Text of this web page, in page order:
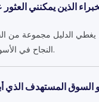
الذين يمكنني
يغطي الدليل مجموعة من
النجاح في الأسواق الجديدة.
السوق المستهدف الذي